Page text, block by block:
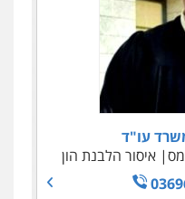
עו"ד
איסור הלבנת הון